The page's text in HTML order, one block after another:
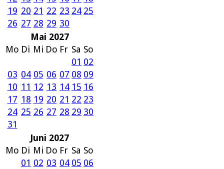
19 20 21 22 23 24 25
26 27 28 29 30
Mai 2027
Mo Di Mi Do Fr Sa So
01 02
03 04 05 06 07 08 09
10 11 12 13 14 15 16
17 18 19 20 21 22 23
24 25 26 27 28 29 30
31
Juni 2027
Mo Di Mi Do Fr Sa So
01 02 03 04 05 06